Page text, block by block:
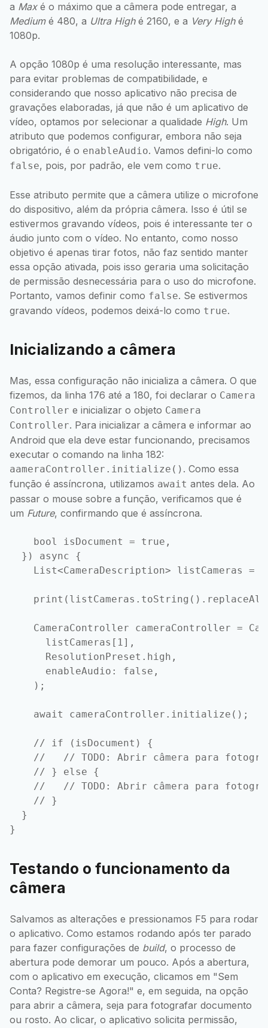
a Maxé o máximo que a câmera pode entregar, a
Mediumé 480, a Ultra Highé 2160, e a Very Highé
1080p.
A opção 1080p é uma resolução interessante, mas
para evitar problemas de compatibilidade, e
considerando que nosso aplicativo não precisa de
gravações elaboradas, já que não é um aplicativo de
vídeo, optamos por selecionar a qualidade High. Um
atributo que podemos configurar, embora não seja
obrigatório, é o enableAudio. Vamos defini-lo como
false, pois, por padrão, ele vem como true.
Esse atributo permite que a câmera utilize o microfone
do dispositivo, além da própria câmera. Isso é útil se
estivermos gravando vídeos, pois é interessante ter o
áudio junto com o vídeo. No entanto, como nosso
objetivo é apenas tirar fotos, não faz sentido manter
essa opção ativada, pois isso geraria uma solicitação
de permissão desnecessária para o uso do microfone.
Portanto, vamos definir como false. Se estivermos
gravando vídeos, podemos deixá-lo como true.
Inicializando a câmera
Mas, essa configuração não inicializa a câmera. O que
fizemos, da linha 176 até a 180, foi declarar o Camera
Controller e inicializar o objeto Camera
Controller. Para inicializar a câmera e informar ao
Android que ela deve estar funcionando, precisamos
executar o comando na linha 182:
aameraController.initialize() . Como essa
função é assíncrona, utilizamos await antes dela. Ao
passar o mouse sobre a função, verificamos que é
um Future, confirmando que é assíncrona.
    bool isDocument = true,
  }) async {
List<CameraDescription> listCameras =
CameraController cameraController =
      listCameras[1],
      ResolutionPreset.high,
      enableAudio: false,
    );
    await cameraController.initialize();
    // if (isDocument) {
//   // TODO: Abrir câmera para
    // } else {
//   // TODO: Abrir câmera para
    // }
  }
Testando o funcionamento da
câmera
Salvamos as alterações e pressionamos F5 para rodar
o aplicativo. Como estamos rodando após ter parado
para fazer configurações de build, o processo de
abertura pode demorar um pouco. Após a abertura,
com o aplicativo em execução, clicamos em "Sem
Conta? Registre-se Agora!" e, em seguida, na opção
para abrir a câmera, seja para fotografar documento
ou rosto. Ao clicar, o aplicativo solicita permissão,